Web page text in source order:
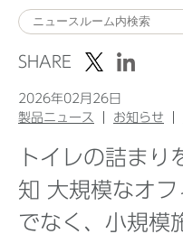
ニ
ュ
Top
企業ニュース
SHARE
2026年02月26日
製品ニュース
お知らせ
トイレの詰まり
知 大規模なオ
でなく、小規模